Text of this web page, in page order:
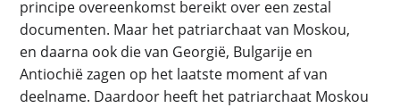
principe overeenkomst bereikt over een zestal
documenten. Maar het patriarchaat van Moskou,
en daarna ook die van Georgië, Bulgarije en
Antiochië zagen op het laatste moment af van
deelname. Daardoor heeft het patriarchaat Moskou